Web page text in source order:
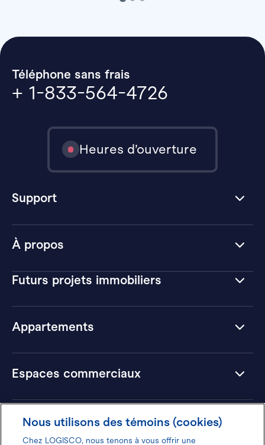
À propos
Futurs projets immobiliers
Appartements
Espaces commerciaux
Hôtels
Téléphone sans frais
+ 1-833-564-4726
Heures d’ouverture
Support
Nous utilisons des témoins (cookies)
Chez LOGISCO, nous tenons à vous offrir une